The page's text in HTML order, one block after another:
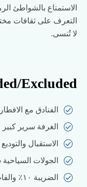
الاستمتاع بالشواطئ
التعرف على ثقافات
لا تُنسى.
Excluded
الفنادق مع الافطار
الغرفة سرير
الاستقبال
الجولات
الضريبة ١٠٪ والفات ٦٪